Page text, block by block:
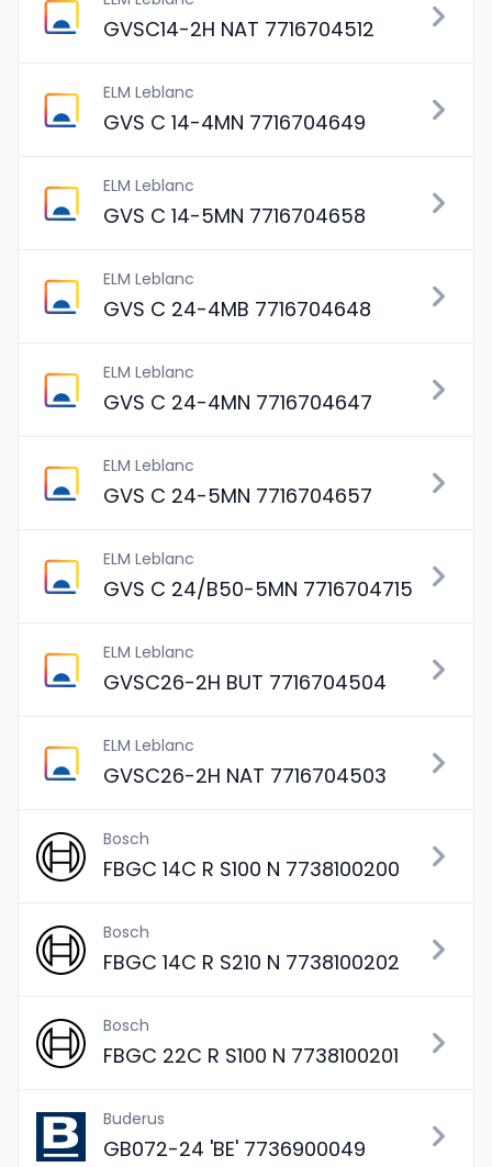
GVSC14-2H NAT 7716704512
ELM Leblanc
GVS C 14-4MN 7716704649
ELM Leblanc
GVS C 14-5MN 7716704658
ELM Leblanc
GVS C 24-4MB 7716704648
ELM Leblanc
GVS C 24-4MN 7716704647
ELM Leblanc
GVS C 24-5MN 7716704657
ELM Leblanc
GVS C 24/B50-5MN 7716704715
ELM Leblanc
GVSC26-2H BUT 7716704504
ELM Leblanc
GVSC26-2H NAT 7716704503
Bosch
FBGC 14C R S100 N 7738100200
Bosch
FBGC 14C R S210 N 7738100202
Bosch
FBGC 22C R S100 N 7738100201
Buderus
GB072-24 'BE' 7736900049